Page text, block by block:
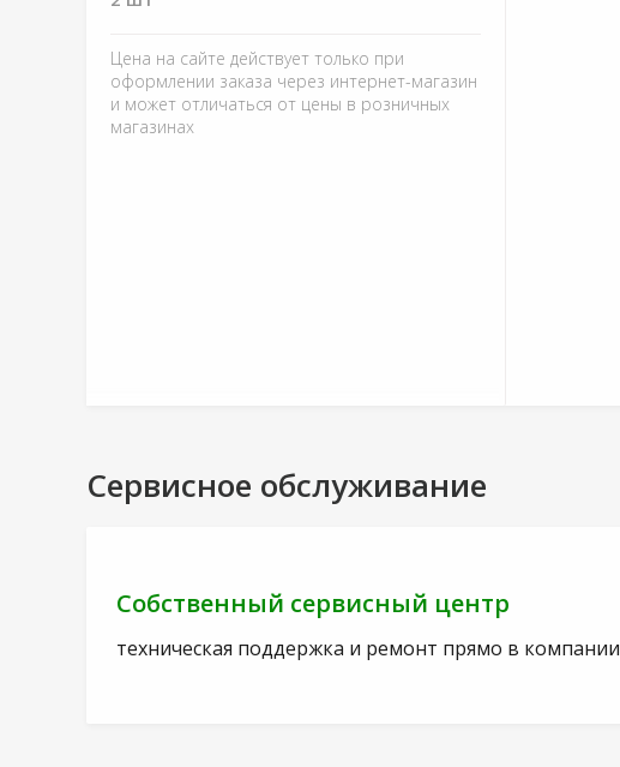
Цена на сайте действует только при
оформлении заказа через интернет-магазин
и может отличаться от цены в розничных
магазинах
Сервисное обслуживание
Собственный сервисный центр
техническая поддержка и ремонт прямо в компании